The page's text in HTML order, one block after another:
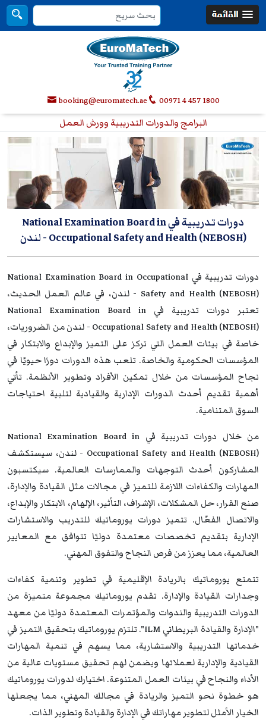
00971 4 457 1800
booking@euromatech.ae
البرامج والدورات التدريبية وورش العمل
دورات تدريبية في National Examination Board in
Occupational Safety and Health (NEBOSH)- لندن
دورات تدريبية في National Examination Board in Occupational
Safety and Health (NEBOSH) - لندن، في عالم العمل الحديث،
تعتبر دورات تدريبية في National Examination Board in
Occupational Safety and Health (NEBOSH) - لندن من الضروريات،
خاصة في بيئات العمل التي تركز على التميز والإبداع والابتكار في
المؤسسات الحكومية والخاصة. تلعب هذه الدورات دورًا حيويًا في
نجاح المؤسسات من خلال تمكين الأفراد وتطوير الأنظمة. تأتي
أهمية تقديم أحدث الدورات الإدارية والقيادية لتلبية احتياجات
السوق المتنامية.
من خلال دورات تدريبية في National Examination Board in
Occupational Safety and Health (NEBOSH) - لندن، سيستكشف
المشاركون أحدث التوجهات والممارسات العالمية. سيكتسبون
المهارات والكفاءات اللازمة للتميز في مجالات مثل القيادة والإدارة،
صنع القرار، حل المشكلات، الإشراف، التأثير، الإلهام، الابتكار والإبداع،
والاتصال الفعّال. تتميز دورات يوروماتيك للتدريب والاستشارات
الإدارية بتقديم تخصصات معتمدة دوليًا تتوافق مع المعايير
العالمية، مما يعزز من فرص النجاح والتفوق المهني.
تتمتع يوروماتيك بالريادة الإقليمية في تطوير وتنمية كفاءات
وجدارات القيادة والإدارة. تقدم يوروماتيك مجموعة متميزة من
الدورات التدريبية والندوات والمؤتمرات المعتمدة دوليًا من معهد
"الإدارة والقيادة البريطاني ILM". تلتزم يوروماتيك بتحقيق التميز في
خدماتها التدريبية والاستشارية، مما يسهم في تنمية المهارات
القيادية والإدارية لعملائها ويضمن لهم تحقيق مستويات عالية من
الأداء والنجاح في بيئات العمل المتنوعة. اختيارك لدورات يوروماتيك
هو خطوة نحو التميز والريادة في مجالك المهني، مما يجعلها
الخيار الأمثل لتطوير مهاراتك في الإدارة والقيادة وتطوير الذات.